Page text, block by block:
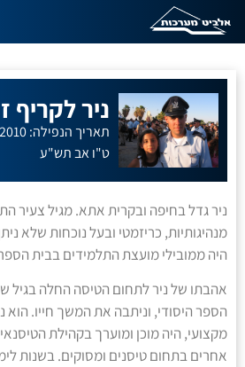
ניר לקריף
תאריך הנפילה: 26/07/2010
ט"ו אב תש"ע
ניר גדל בחיפה ובקרית אתא. מגיל צעיר
מנהיגותיות, כריזמטי ובעל נוכחות שלא
היה ממובילי מועצת התלמידים בבית
אהבתו של ניר לתחום הטיסה החלה בגיל
הספר היסודי, וניתבה את המשך חייו. הוא
מקצועי, היה מוכן ומוערך בקהילת
אחרים בתחום טיסנים ומסוקים. בשנות